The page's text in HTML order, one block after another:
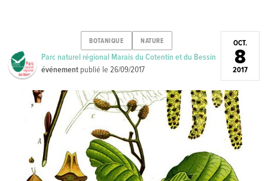
BOTANIQUE NATURE
Parc naturel régional Marais du Cotentin et du Bessin
événement publié le26/09/2017
OCT.
8
2017